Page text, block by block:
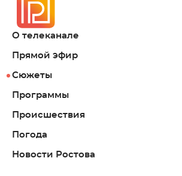
О телеканале
Прямой эфир
Сюжеты
Программы
Происшествия
Погода
Новости Ростова